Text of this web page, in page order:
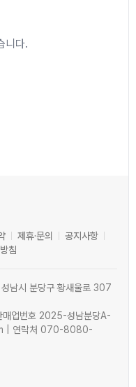
니다.
제휴·문의
공지사항
침
남시 분당구 황새울로 307
업번호 2025-성남분당A-
| 연락처 070-8080-